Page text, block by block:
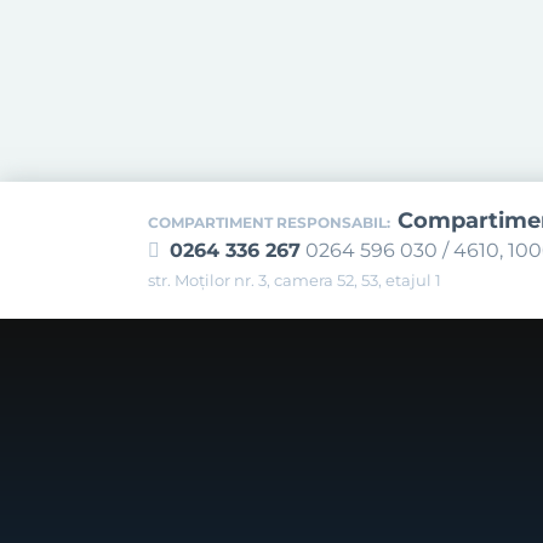
COMPARTIMENT RESPONSABIL:
0264 336 267 0264 596 030 / 4610,
str. Moților nr. 3, camera 52, 53, etajul 1